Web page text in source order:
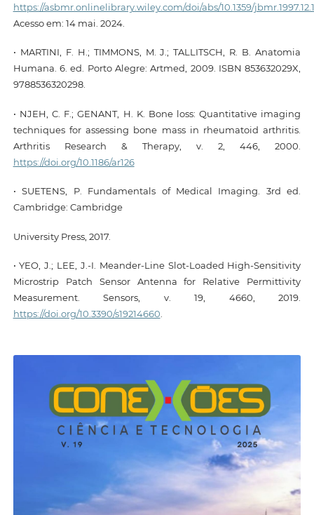
https://asbmr.onlinelibrary.wiley.com/doi/abs/10.1359/
Acesso em: 14 mai. 2024.
• MARTINI, F. H.; TIMMONS, M. J.; TALLITSCH, R. B. Anatomia
Humana. 6. ed. Porto Alegre: Artmed, 2009. ISBN 853632029X,
9788536320298.
• NJEH, C. F.; GENANT, H. K. Bone loss: Quantitative imaging
techniques for assessing bone mass in rheumatoid arthritis.
Arthritis Research & Therapy, v. 2, 446, 2000.
https://doi.org/10.1186/ar126
• SUETENS, P. Fundamentals of Medical Imaging. 3rd ed.
Cambridge: Cambridge
University Press, 2017.
• YEO, J.; LEE, J.-I. Meander-Line Slot-Loaded High-Sensitivity
Microstrip Patch Sensor Antenna for Relative Permittivity
Measurement. Sensors, v. 19, 4660, 2019.
https://doi.org/10.3390/s19214660.